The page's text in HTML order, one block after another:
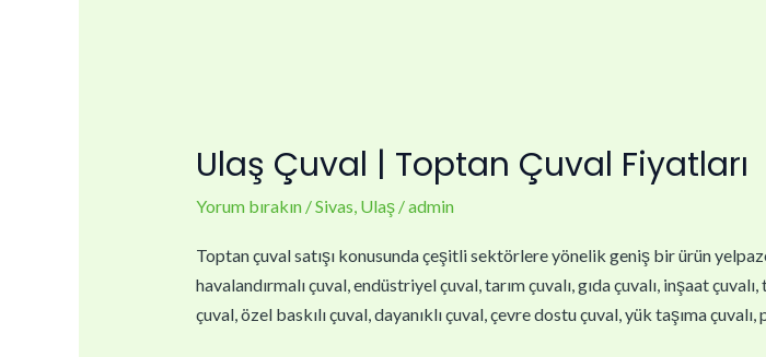
Ulaş Çuval | Toptan Çuval Fiyatları
Yorum bırakın /Sivas, Ulaş/admin
Toptan çuval satışı konusunda çeşitli sektörlere yönelik geniş bir ürün
havalandırmalı çuval, endüstriyel çuval, tarım çuvalı, gıda çuvalı, inşaat
çuval, özel baskılı çuval, dayanıklı çuval, çevre dostu çuval, yük taşıma
Ulaş
Toptan
Çuval
Fiyatları